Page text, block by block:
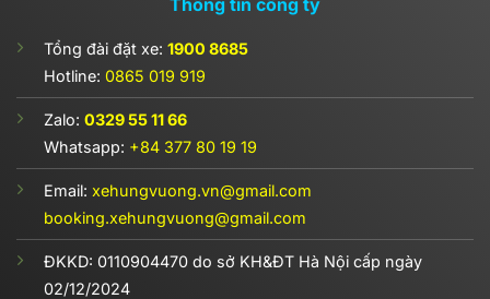
Tổng đài đặt xe: 1900 8685
Hotline: 0865 019 919
Zalo: 0329 55 11 66
Whatsapp: +84 377 80 19 19
Email: xehungvuong.vn@gmail.com
booking.xehungvuong@gmail.com
ĐKKD: 0110904470do sở KH&ĐT Hà Nội cấp ngày
02/12/2024